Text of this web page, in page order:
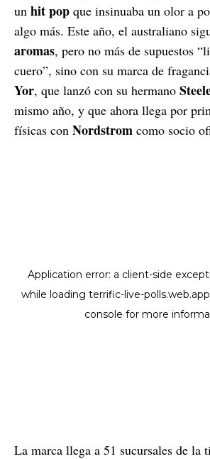
un hit pop que insinuaba un olor a
algo más. Este año, el australiano
aromas, pero no más de supuestos
cuero”, sino con su marca de
Yor, que lanzó con su hermano
mismo año, y que ahora llega por
físicas con Nordstrom como socio
La marca llega a 51 sucursales de la